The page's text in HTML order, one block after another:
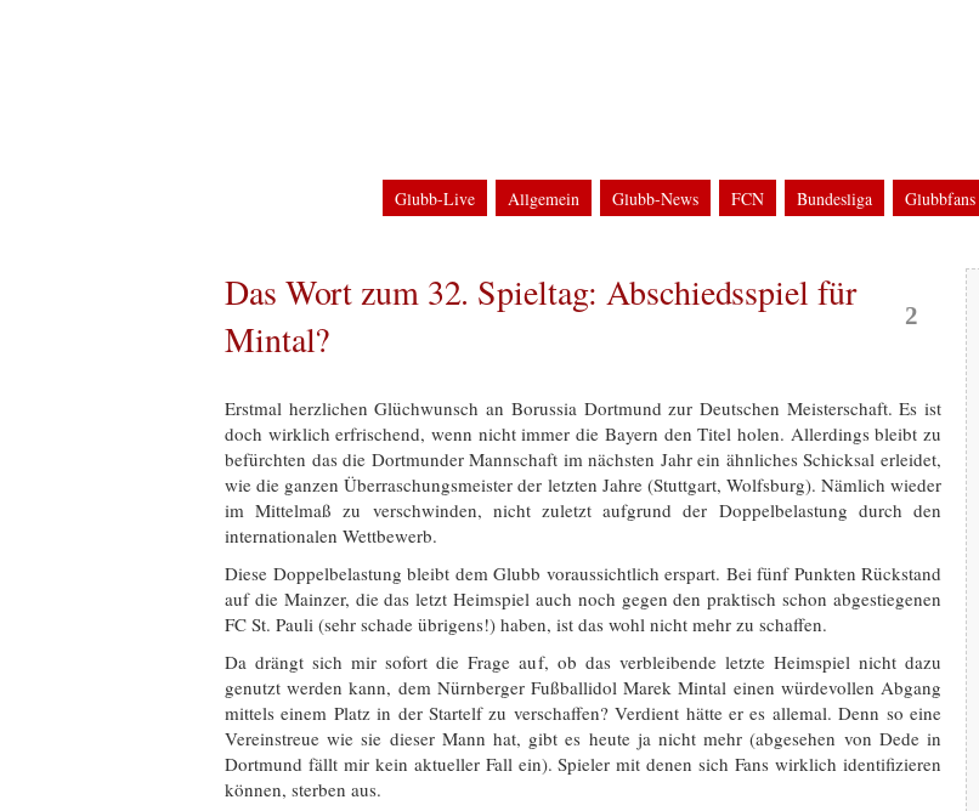
Glubb-Live Allgemein Glubb-News FCN Bundesliga
Glubbfans
2
Das Wort zum 32. Spieltag: Abschiedsspiel für
Mintal?
Erstmal herzlichen Glüchwunsch an Borussia Dortmund zur Deutschen Meisterschaft. Es ist
doch wirklich erfrischend, wenn nicht immer die Bayern den Titel holen. Allerdings bleibt zu
befürchten das die Dortmunder Mannschaft im nächsten Jahr ein ähnliches Schicksal erleidet,
wie die ganzen Überraschungsmeister der letzten Jahre (Stuttgart, Wolfsburg). Nämlich wieder
im Mittelmaß zu verschwinden, nicht zuletzt aufgrund der Doppelbelastung durch den
internationalen Wettbewerb.
Diese Doppelbelastung bleibt dem Glubb voraussichtlich erspart. Bei fünf Punkten Rückstand
auf die Mainzer, die das letzt Heimspiel auch noch gegen den praktisch schon abgestiegenen
FC St. Pauli (sehr schade übrigens!) haben, ist das wohl nicht mehr zu schaffen.
Da drängt sich mir sofort die Frage auf, ob das verbleibende letzte Heimspiel nicht dazu
genutzt werden kann, dem Nürnberger Fußballidol Marek Mintal einen würdevollen Abgang
mittels einem Platz in der Startelf zu verschaffen? Verdient hätte er es allemal. Denn so eine
Vereinstreue wie sie dieser Mann hat, gibt es heute ja nicht mehr (abgesehen von Dede in
Dortmund fällt mir kein aktueller Fall ein). Spieler mit denen sich Fans wirklich identifizieren
können, sterben aus.